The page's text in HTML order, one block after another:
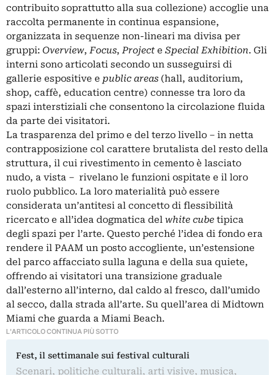
contribuito soprattutto alla sua collezione) accoglie una
raccolta permanente in continua espansione,
organizzata in sequenze non-lineari ma divisa per
gruppi: Overview,Focus,Project e Special Exhibition. Gli
interni sono articolati secondo un susseguirsi di
gallerie espositive e public areas (hall, auditorium,
shop, caffè, education centre) connesse tra loro da
spazi interstiziali che consentono la circolazione fluida
da parte dei visitatori.
La trasparenza del primo e del terzo livello – in netta
contrapposizione col carattere brutalista del resto della
struttura, il cui rivestimento in cemento è lasciato
nudo, a vista – rivelano le funzioni ospitate e il loro
ruolo pubblico. La loro materialità può essere
considerata un’antitesi al concetto di flessibilità
ricercato e all’idea dogmatica del white cube tipica
degli spazi per l’arte. Questo perché l’idea di fondo era
rendere il PAAM un posto accogliente, un’estensione
del parco affacciato sulla laguna e della sua quiete,
offrendo ai visitatori una transizione graduale
dall’esterno all’interno, dal caldo al fresco, dall’umido
al secco, dalla strada all’arte. Su quell’area di Midtown
Miami che guarda a Miami Beach.
L'ARTICOLO CONTINUA PIÙ SOTTO
Fest, il settimanale sui festival culturali
Scenari, politiche culturali, arti visive, musica,